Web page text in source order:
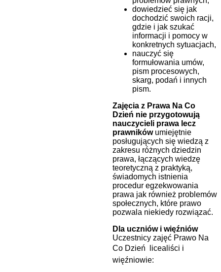
dowiedzieć się jak
dochodzić swoich racji,
gdzie i jak szukać
informacji i pomocy w
konkretnych sytuacjach,
nauczyć się
formułowania umów,
pism procesowych,
skarg, podań i innych
pism.
Zajęcia z Prawa Na Co
Dzień nie przygotowują
nauczycieli prawa lecz
prawnikówumiejętnie
posługujących się wiedzą z
zakresu różnych dziedzin
prawa, łączących wiedzę
teoretyczną z praktyką,
świadomych istnienia
procedur egzekwowania
prawa jak również problemów
społecznych, które prawo
pozwala niekiedy rozwiązać.
Dla uczniów i więźniów
Uczestnicy zajęć Prawo Na
Co Dzień  licealiści i
więźniowie: